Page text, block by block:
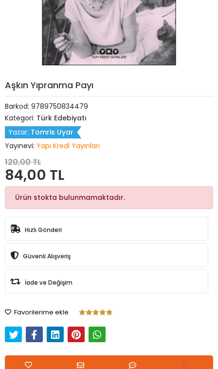
Aşkın Yıpranma Payı
Barkod: 9789750834479
Kategori: Türk Edebiyatı
Yazar: Tomris Uyar
Yayınevi: Yapı Kredi Yayınları
120,00 TL
84,00 TL
Ürün stokta bulunmamaktadır.
Hızlı Gönderi
Güvenli Alışveriş
İade ve Değişim
Favorilerime ekle